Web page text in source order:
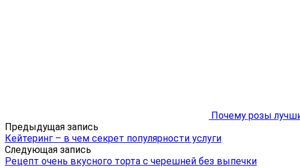
Почему розы
Предыдущая запись
Кейтеринг – в чем секрет популярности услуги
Следующая запись
Рецепт очень вкусного торта с черешней без выпечки